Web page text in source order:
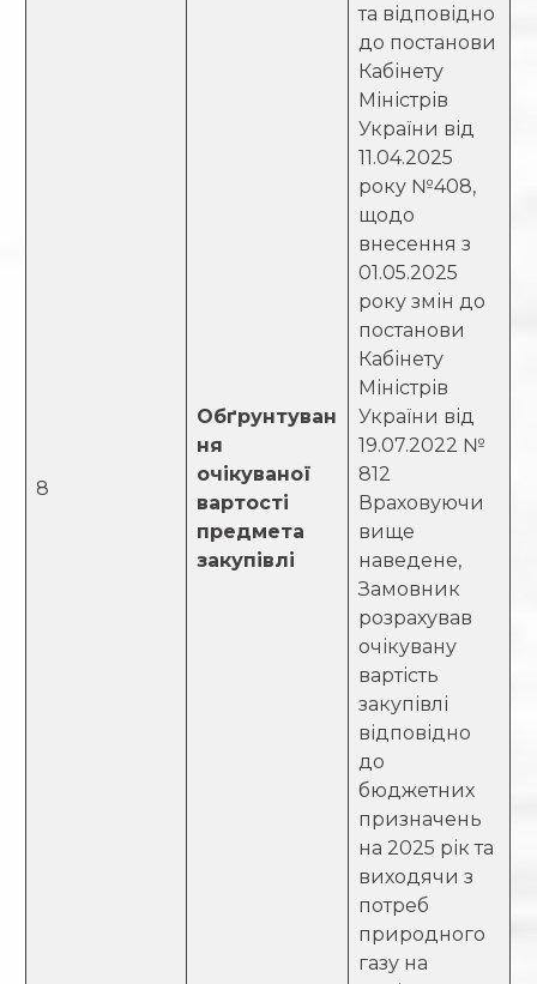
8
Обґрунтуван
ня
очікуваної
вартості
предмета
закупівлі
та відповідно
до постанови
Кабінету
Міністрів
України від
11.04.2025
року №408,
щодо
внесення з
01.05.2025
року змін до
постанови
Кабінету
Міністрів
України від
19.07.2022 №
812
Враховуючи
вище
наведене,
Замовник
розрахував
очікувану
вартість
закупівлі
відповідно
до
бюджетних
призначень
на 2025 рік та
виходячи з
потреб
природного
газу на